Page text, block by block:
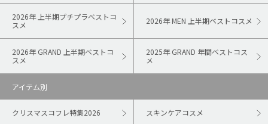
2026年 上半期プチプラベストコ
スメ
2026年 MEN 上半期ベストコスメ
2026年 GRAND 上半期ベストコ
スメ
2025年 GRAND 年間ベストコス
メ
アイテム別
クリスマスコフレ特集2026 スキンケアコスメ